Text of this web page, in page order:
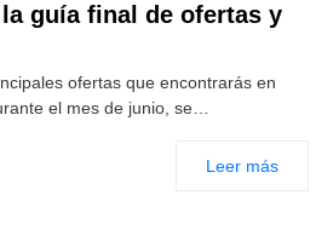
guía final de ofertas y
ofertas que encontrarás en
el mes de junio, se…
Leer más